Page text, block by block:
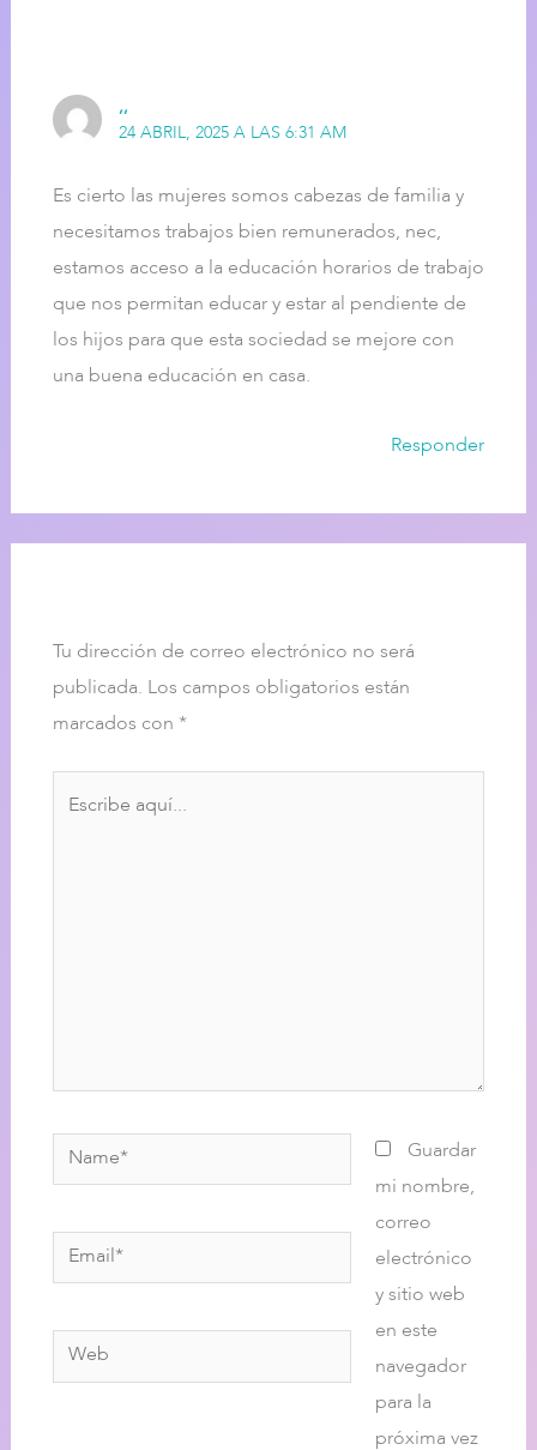
,,
24 ABRIL, 2025 A LAS 6:31 AM
Es cierto las mujeres somos cabezas de familia y
necesitamos trabajos bien remunerados, nec,
estamos acceso a la educación horarios de trabajo
que nos permitan educar y estar al pendiente de
los hijos para que esta sociedad se mejore con
una buena educación en casa.
Responder
Tu dirección de correo electrónico no será
publicada. Los campos obligatorios están
marcados con *
Name*
Email*
Web
Guardar
mi nombre,
correo
electrónico
y sitio web
en este
navegador
para la
próxima vez